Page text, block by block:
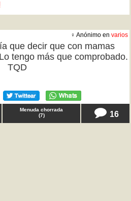
♀ Anónimo en varios
que decir que con mamas
tengo más que comprobado.
TQD
Menuda chorrada
(7) 16